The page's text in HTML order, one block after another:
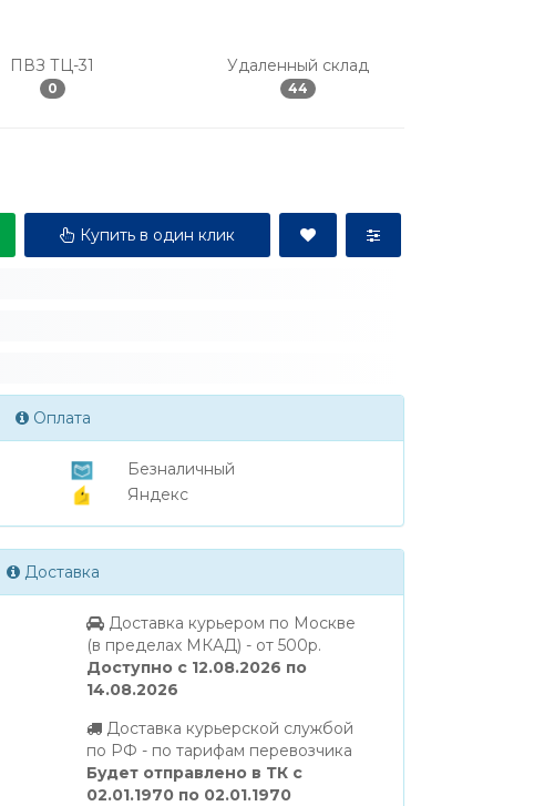
ПВЗ ТЦ-31
0
Удаленный склад
44
Купить в один клик
Оплата
Безналичный
Яндекс
Доставка
Доставка курьером по Москве
(в пределах МКАД) - от 500р.
Доступно с 12.08.2026 по
14.08.2026
Доставка курьерской службой
по РФ - по тарифам перевозчика
Будет отправлено в ТК с
02.01.1970 по 02.01.1970